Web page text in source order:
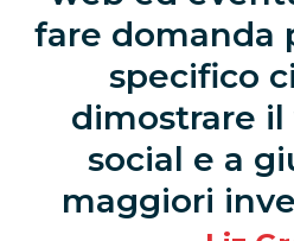
fare domanda
specifico
dimostrare il
social e a
maggiori